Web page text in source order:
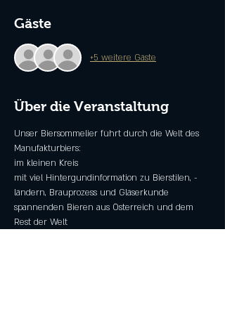
Gäste
+5 weitere Gäste
Über die Veranstaltung
Unser Biersommelier führt durch die Welt des
Manufakturbiers:
im kleinen Kreis
mit viel Hintergundinformation zu Bierstilen, -
ländern, Brauprozess und Gläserkunde
spannenden Bieren aus Österreich und dem
Rest der Welt